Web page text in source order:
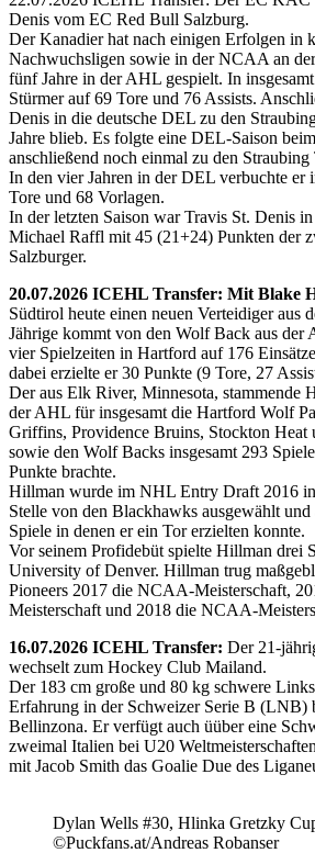
Denis vom EC Red Bull Salzburg.
Der Kanadier hat nach einigen Erfolgen in
Nachwuchsligen sowie in der NCAA an
fünf Jahre in der AHL gespielt. In
Stürmer auf 69 Tore und 76 Assists.
Denis in die deutsche DEL zu den
Jahre blieb. Es folgte eine DEL-Saison
anschließend noch einmal zu den
In den vier Jahren in der DEL verbuchte er
Tore und 68 Vorlagen.
In der letzten Saison war Travis St. Denis
Michael Raffl mit 45 (21+24) Punkten der
Salzburger.
20.07.2026 ICEHL Transfer: Mit Blake
Südtirol heute einen neuen Verteidiger aus
Jährige kommt von den Wolf Back aus der
vier Spielzeiten in Hartford auf 176
dabei erzielte er 30 Punkte (9 Tore, 27
Der aus Elk River, Minnesota, stammende
der AHL für insgesamt die Hartford Wolf
Griffins, Providence Bruins, Stockton Heat
sowie den Wolf Backs insgesamt 293
Punkte brachte.
Hillman wurde im NHL Entry Draft 2016
Stelle von den Blackhawks ausgewählt
Spiele in denen er ein Tor erzielten konnte.
Vor seinem Profidebüt spielte Hillman drei
University of Denver. Hillman trug
Pioneers 2017 die NCAA-Meisterschaft,
Meisterschaft und 2018 die NCAA-
16.07.2026 ICEHL Transfer: Der 21-
wechselt zum Hockey Club Mailand.
Der 183 cm große und 80 kg schwere
Erfahrung in der Schweizer Serie B (LNB)
Bellinzona. Er verfügt auch üüber eine
zweimal Italien bei U20
mit Jacob Smith das Goalie Due des
Dylan Wells #30, Hlinka Gretzky
©Puckfans.at/Andreas Robanser